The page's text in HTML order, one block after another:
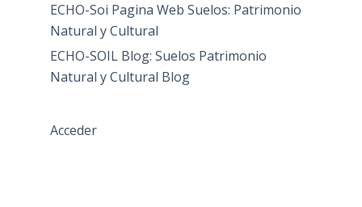
ECHO-Soi Pagina Web Suelos: Patrimonio
Natural y Cultural
ECHO-SOIL Blog: Suelos Patrimonio
Natural y Cultural Blog
Acceder